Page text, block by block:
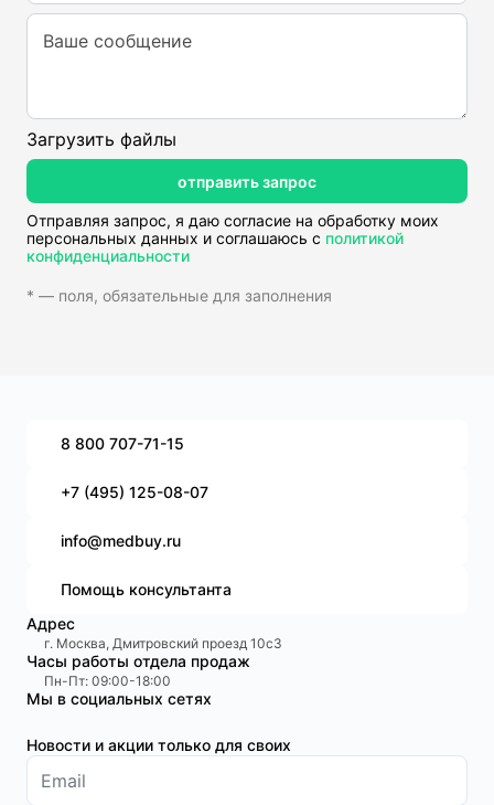
Ваше сообщение
Загрузить файлы
отправить запрос
Отправляя запрос, я даю согласие на обработку моих
персональных данных и соглашаюсь с политикой
конфиденциальности
* — поля, обязательные для заполнения
8 800 707-71-15
+7 (495) 125-08-07
info@medbuy.ru
Помощь консультанта
Адрес
г. Москва, Дмитровский проезд 10с3
Часы работы отдела продаж
Пн-Пт: 09:00-18:00
Мы в социальных сетях
Новости и акции только для своих